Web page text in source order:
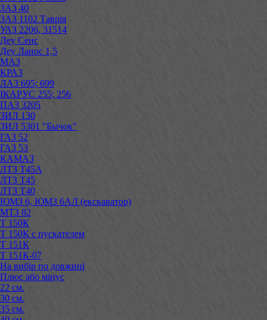
ЗАЗ 40
ЗАЗ 1102 Таврія
УАЗ 2206, 31514
Деу Сенс
Деу Ланос 1,5
МАЗ
КРАЗ
ЛАЗ 695; 699
ІКАРУС 255; 256
ПАЗ 3205
ЗИЛ 130
ЗИЛ 5301 "Бычок"
ГАЗ 52
ГАЗ 53
КАМАЗ
ЛТЗ Т45А
ЛТЗ Т45
ЛТЗ Т40
ЮМЗ 6, ЮМЗ 6АЛ (екскаватор)
МТЗ 82
Т 150К
Т 150К с пускателем
Т 151К
Т 151К-07
На вибір по довжині
Плюс або мінус
22 см.
30 см.
35 см.